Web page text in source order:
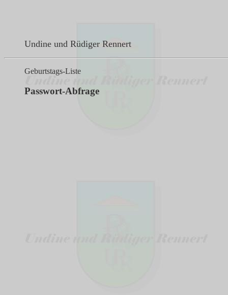
Undine und Rüdiger Rennert
Geburtstags-Liste
Passwort-Abfrage